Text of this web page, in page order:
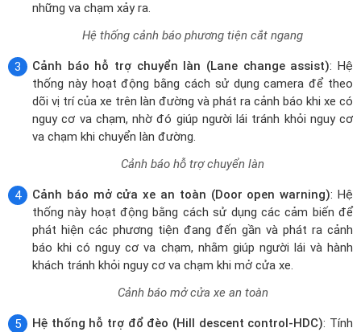
những va chạm xảy ra.
Hệ thống cảnh báo phương tiện cắt ngang
Cảnh báo hỗ trợ chuyển làn (Lane change assist): Hệ
thống này hoạt động bằng cách sử dụng camera để theo
dõi vị trí của xe trên làn đường và phát ra cảnh báo khi xe có
nguy cơ va chạm, nhờ đó giúp người lái tránh khỏi nguy cơ
va chạm khi chuyển làn đường.
Cảnh báo hỗ trợ chuyển làn
Cảnh báo mở cửa xe an toàn (Door open warning): Hệ
thống này hoạt động bằng cách sử dụng các cảm biến để
phát hiện các phương tiện đang đến gần và phát ra cảnh
báo khi có nguy cơ va chạm, nhằm giúp người lái và hành
khách tránh khỏi nguy cơ va chạm khi mở cửa xe.
Cảnh báo mở cửa xe an toàn
Hệ thống hỗ trợ đổ đèo (Hill descent control-HDC): Tính